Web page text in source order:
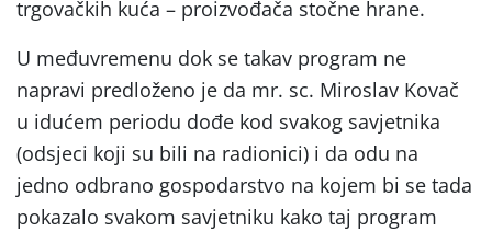
trgovačkih kuća – proizvođača stočne hrane.
U međuvremenu dok se takav program ne
napravi predloženo je da mr. sc. Miroslav Kovač
u idućem periodu dođe kod svakog savjetnika
(odsjeci koji su bili na radionici) i da odu na
jedno odbrano gospodarstvo na kojem bi se tada
pokazalo svakom savjetniku kako taj program